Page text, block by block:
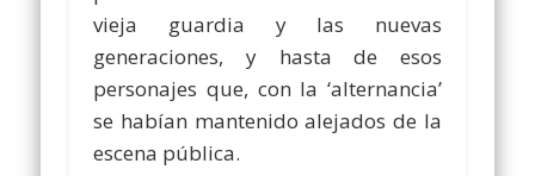
vieja guardia y las nuevas
generaciones, y hasta de esos
personajes que, con la ‘alternancia’
se habían mantenido alejados de la
escena pública.